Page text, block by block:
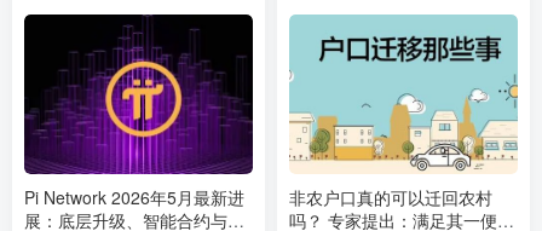
Pi Network 2026年5月最新进
展：底层升级、智能合约与生
非农户口真的可以迁回农村
吗？ 专家提出：满足其一便能